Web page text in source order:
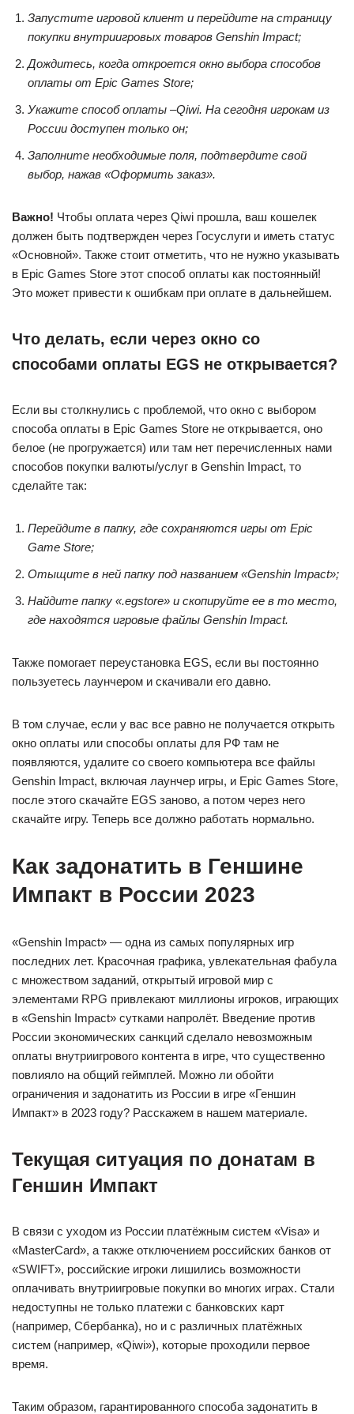
Запустите игровой клиент и перейдите на страницу
покупки внутриигровых товаров Genshin Impact;
Дождитесь, когда откроется окно выбора способов
оплаты от Epic Games Store;
Укажите способ оплаты –Qiwi. На сегодня игрокам из
России доступен только он;
Заполните необходимые поля, подтвердите свой
выбор, нажав «Оформить заказ».
Важно! Чтобы оплата через Qiwi прошла, ваш кошелек
должен быть подтвержден через Госуслуги и иметь статус
«Основной». Также стоит отметить, что не нужно указывать
в Epic Games Store этот способ оплаты как постоянный!
Это может привести к ошибкам при оплате в дальнейшем.
Что делать, если через окно со
способами оплаты EGS не открывается?
Если вы столкнулись с проблемой, что окно с выбором
способа оплаты в Epic Games Store не открывается, оно
белое (не прогружается) или там нет перечисленных нами
способов покупки валюты/услуг в Genshin Impact, то
сделайте так:
Перейдите в папку, где сохраняются игры от Epic
Game Store;
Отыщите в ней папку под названием «Genshin Impact»;
Найдите папку «.egstore» и скопируйте ее в то место,
где находятся игровые файлы Genshin Impact.
Также помогает переустановка EGS, если вы постоянно
пользуетесь лаунчером и скачивали его давно.
В том случае, если у вас все равно не получается открыть
окно оплаты или способы оплаты для РФ там не
появляются, удалите со своего компьютера все файлы
Genshin Impact, включая лаунчер игры, и Epic Games Store,
после этого скачайте EGS заново, а потом через него
скачайте игру. Теперь все должно работать нормально.
Как задонатить в Геншине
Импакт в России 2023
«Genshin Impact» — одна из самых популярных игр
последних лет. Красочная графика, увлекательная фабула
с множеством заданий, открытый игровой мир с
элементами RPG привлекают миллионы игроков, играющих
в «Genshin Impact» сутками напролёт. Введение против
России экономических санкций сделало невозможным
оплаты внутриигрового контента в игре, что существенно
повлияло на общий геймплей. Можно ли обойти
ограничения и задонатить из России в игре «Геншин
Импакт» в 2023 году? Расскажем в нашем материале.
Текущая ситуация по донатам в
Геншин Импакт
В связи с уходом из России платёжным систем «Visa» и
«MasterCard», а также отключением российских банков от
«SWIFT», российские игроки лишились возможности
оплачивать внутриигровые покупки во многих играх. Стали
недоступны не только платежи с банковских карт
(например, Сбербанка), но и с различных платёжных
систем (например, «Qiwi»), которые проходили первое
время.
Таким образом, гарантированного способа задонатить в